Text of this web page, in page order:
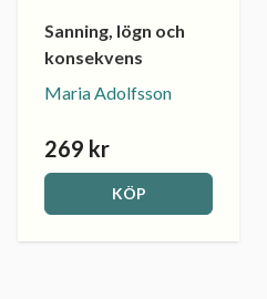
Sanning, lögn och
konsekvens
Maria Adolfsson
269 kr
KÖP